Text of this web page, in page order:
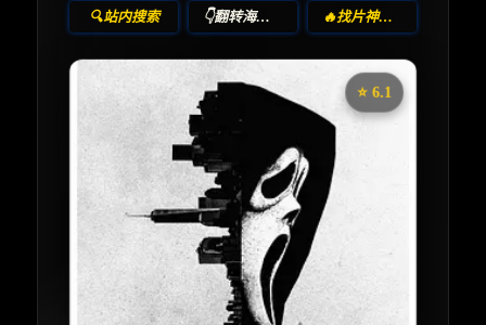
🔍站内搜索 👇翻转海报！ 🔥找片神器🔥
⭐️ 6.1
《惊声尖叫》
⭐
⭐️ 评分：6.1 | 🎬 2026年
夸克网盘